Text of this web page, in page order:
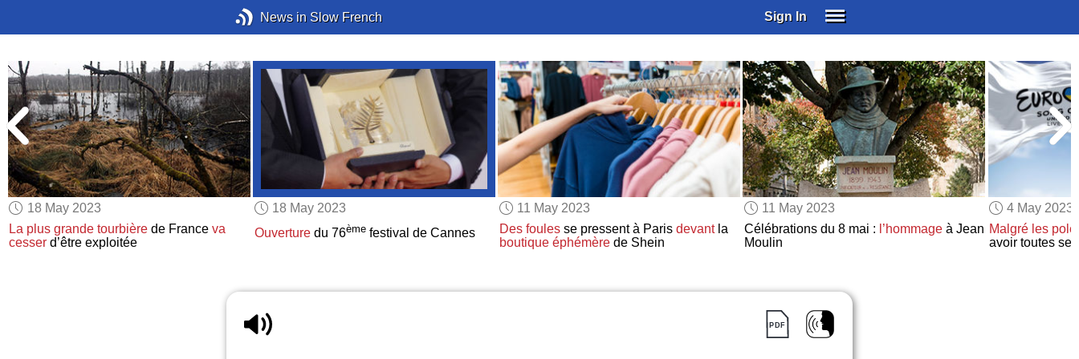
News in Slow French Sign In
SUBSCRIBE
EDUCATIONAL LICENSES
GIFT CARDS
OTHER LANGUAGES
ABOUT US
ALEXA
ADJUST COLORS
18 May 2023
La plus grande tourbière de Franceva
cesser d’être exploitée
18 May 2023
Ouverturedu 76èmefestival de Cannes
11 May 2023
Des foulesse pressent à Paris devantla
boutique éphémèrede Shein
11 May 2023
Célébrations du 8 mai : l’hommageà Jean
Moulin
4 May 2023
Malgré les
avoir toutes